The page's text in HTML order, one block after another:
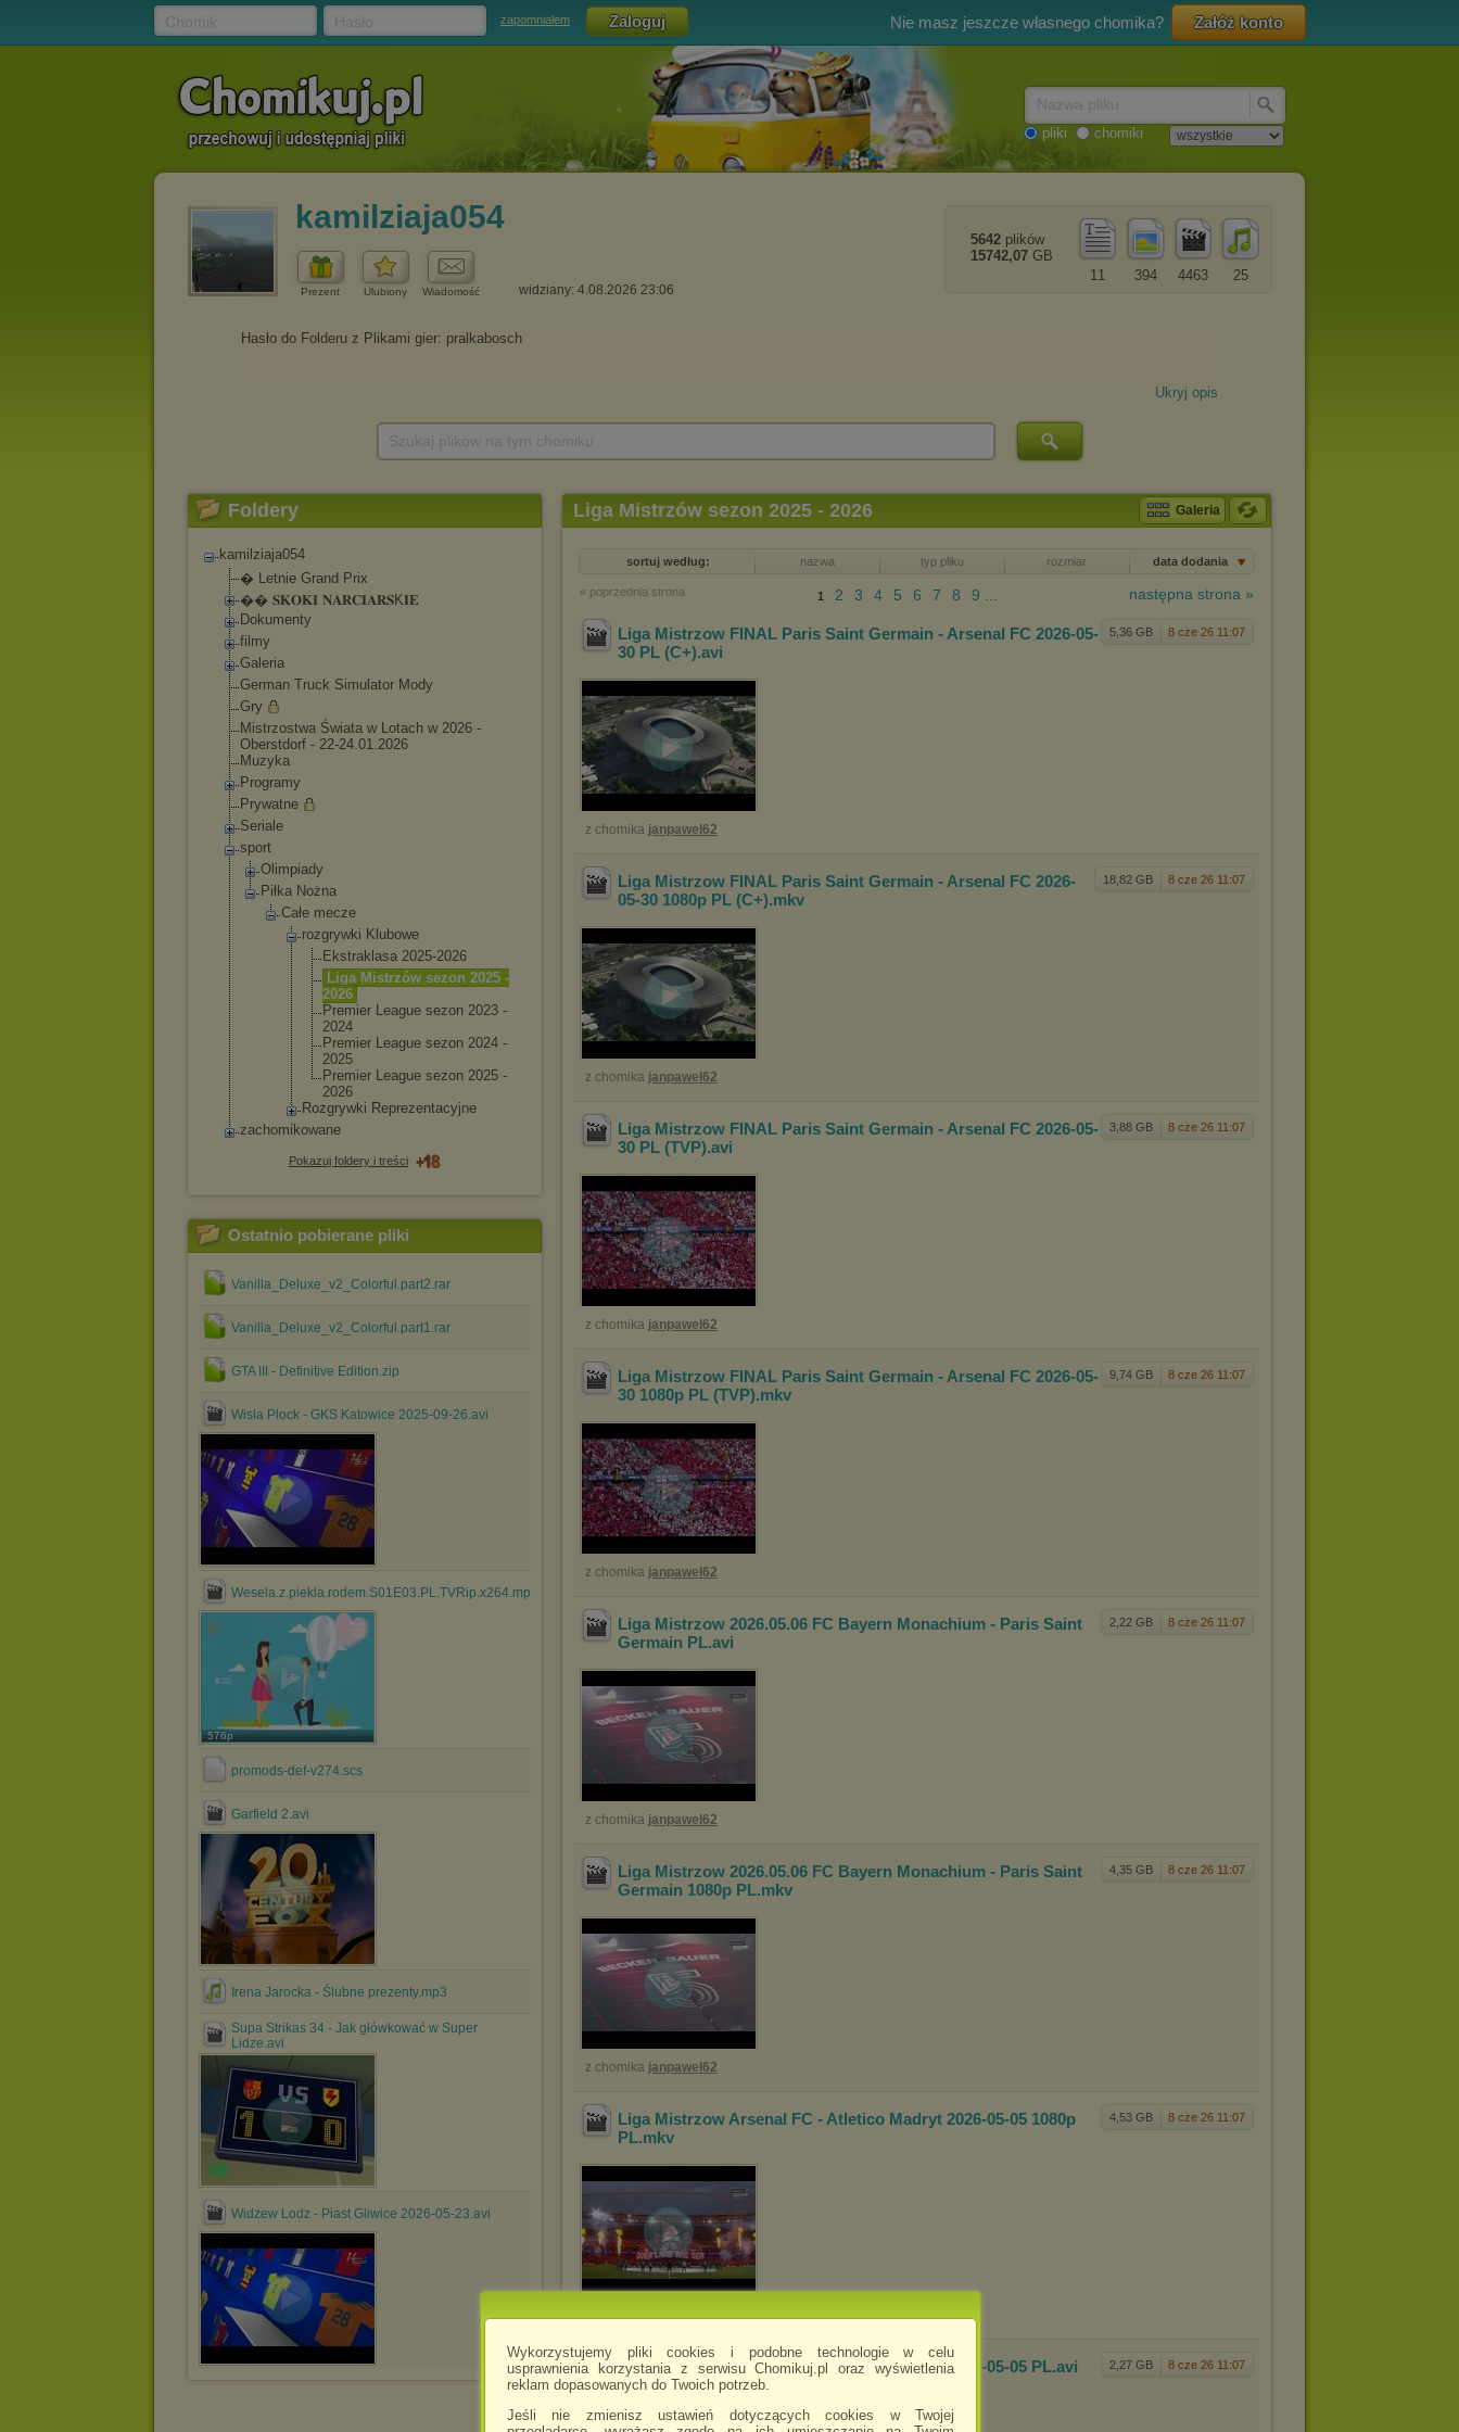
Wykorzystujemy pliki cookies i podobne technologie w celu
usprawnienia korzystania z serwisu Chomikuj.pl oraz wyświetlenia
reklam dopasowanych do Twoich potrzeb.
Jeśli nie zmienisz ustawień dotyczących cookies w Twojej
zapomniałem Nie masz jeszcze własnego chomika? Załóż konto
pliki chomiki
kamilziaja054
Prezent Ulubiony Wiadomość widziany: 4.08.2026 23:06
25
4463
394
11
5642 plików
15742,07 GB
Ukryj opis
Foldery
kamilziaja054
� Letnie Grand Prix
�� 𝐒𝐊𝐎𝐊𝐈 𝐍𝐀𝐑𝐂𝐈𝐀𝐑𝐒K𝐈𝐄
Dokumenty
filmy
Galeria
German Truck Simulator Mody
Gry
Mistrzostwa Świata w Lotach w 2026 -
Oberstdorf - 22-24.01.2026
Muzyka
Programy
Prywatne
Seriale
sport
Olimpiady
Piłka Nożna
Całe mecze
rozgrywki Klubowe
Ekstraklasa 2025-2026
Liga Mistrzów sezon 2025 -
2026
Premier League sezon 2023 -
2024
Premier League sezon 2024 -
2025
Premier League sezon 2025 -
2026
Rozgrywki Reprezentacyjne
zachomikowane
Pokazuj foldery i treści
Ostatnio pobierane pliki
Vanilla_Deluxe_v2_Colorful.part2.rar
Vanilla_Deluxe_v2_Colorful.part1.rar
GTA III - Definitive Edition.zip
Wisla Plock - GKS Katowice 2025-09-26.avi
Wesela.z.piekla.rodem.S01E03.PL.TVRip.x264.mp4
576p
promods-def-v274.scs
Garfield 2.avi
Irena Jarocka - Ślubne prezenty.mp3
Supa Strikas 34 - Jak główkować w Super
Lidze.avi
Widzew Lodz - Piast Gliwice 2026-05-23.avi
Liga Mistrzów sezon 2025 - 2026 Galeria
sortuj według: nazwa typ pliku rozmiar data dodania
« poprzednia strona następna strona »
1 2 3 4 5 6 7 8 9 ...
5,36 GB 8 cze 26 11:07
Liga Mistrzow FINAL Paris Saint Germain - Arsenal FC 2026-05-
30 PL (C+).avi
z chomika janpawel62
18,82 GB 8 cze 26 11:07
Liga Mistrzow FINAL Paris Saint Germain - Arsenal FC 2026-
05-30 1080p PL (C+).mkv
z chomika janpawel62
3,88 GB 8 cze 26 11:07
Liga Mistrzow FINAL Paris Saint Germain - Arsenal FC 2026-05-
30 PL (TVP).avi
z chomika janpawel62
9,74 GB 8 cze 26 11:07
Liga Mistrzow FINAL Paris Saint Germain - Arsenal FC 2026-05-
30 1080p PL (TVP).mkv
z chomika janpawel62
2,22 GB 8 cze 26 11:07
Liga Mistrzow 2026.05.06 FC Bayern Monachium - Paris Saint
Germain PL.avi
z chomika janpawel62
4,35 GB 8 cze 26 11:07
Liga Mistrzow 2026.05.06 FC Bayern Monachium - Paris Saint
Germain 1080p PL.mkv
z chomika janpawel62
4,53 GB 8 cze 26 11:07
Liga Mistrzow Arsenal FC - Atletico Madryt 2026-05-05 1080p
PL.mkv
z chomikajanpawel62
2,27 GB 8 cze 26 11:07
Liga Mistrzow Arsenal FC - Atletico Madryt 2026-05-05 PL.avi